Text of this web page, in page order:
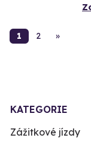
1 2 »
KATEGORIE
Zážitkové jízdy